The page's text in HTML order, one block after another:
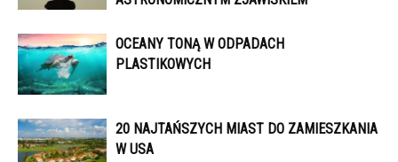
OCEANY TONĄ W ODPADACH
PLASTIKOWYCH
20 NAJTAŃSZYCH MIAST DO ZAMIESZKANIA
W USA